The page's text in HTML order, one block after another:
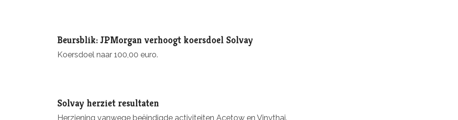
Beursblik: JPMorgan verhoogt koersdoel Solvay
Koersdoel naar 100,00 euro.
Solvay herziet resultaten
Herziening vanwege beëindigde activiteiten Acetow en Vinythai.